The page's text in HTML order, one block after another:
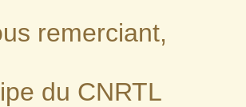
remerciant,
du CNRTL